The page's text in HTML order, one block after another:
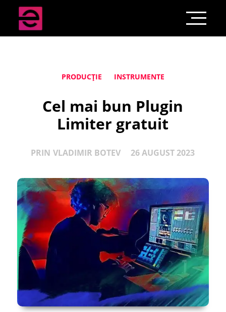
PRODUCȚIE INSTRUMENTE
Cel mai bun Plugin
Limiter gratuit
PRIN VLADIMIR BOTEV 26 AUGUST 2023